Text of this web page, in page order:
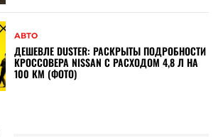
АВТО
ДЕШЕВЛЕ DUSTER: РАСКРЫТЫ ПОДРОБНОСТИ
КРОССОВЕРА NISSAN С РАСХОДОМ 4,8 Л НА
100 КМ (ФОТО)